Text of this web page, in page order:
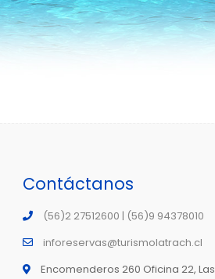
Contáctanos
(56)2 27512600 | (56)9 94378010
inforeservas@turismolatrach.cl
Encomenderos 260 Oficina 22, Las